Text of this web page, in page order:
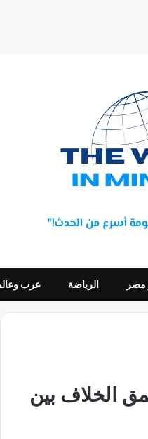
مصر الرياضة عرب
الخلاف بين